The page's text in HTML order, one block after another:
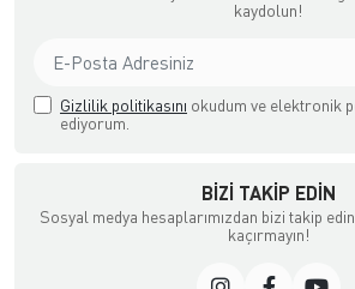
kaydolun!
Gizlilik politikasını okudum ve elektronik
ediyorum.
BIZI TAKIP EDIN
Sosyal medya hesaplarımızdan bizi takip
kaçırmayın!